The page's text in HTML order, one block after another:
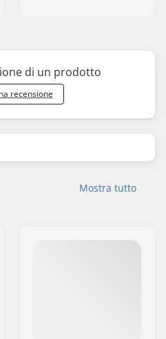
di un prodotto
recensione
Mostra tutto